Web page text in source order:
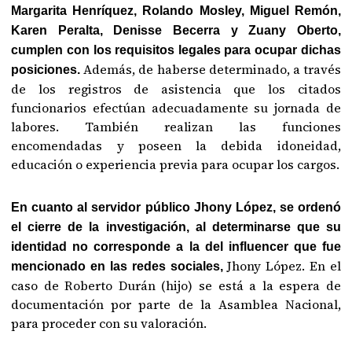
Margarita Henríquez, Rolando Mosley, Miguel Remón,
Karen Peralta, Denisse Becerra y Zuany Oberto,
cumplen con los requisitos legales para ocupar dichas
posiciones. Además, de haberse determinado, a través
de los registros de asistencia que los citados
funcionarios efectúan adecuadamente su jornada de
labores. También realizan las funciones
encomendadas y poseen la debida idoneidad,
educación o experiencia previa para ocupar los cargos.
En cuanto al servidor público Jhony López, se ordenó
el cierre de la investigación, al determinarse que su
identidad no corresponde a la del influencer que fue
mencionado en las redes sociales,Jhony López. En el
caso de Roberto Durán (hijo) se está a la espera de
documentación por parte de la Asamblea Nacional,
para proceder con su valoración.